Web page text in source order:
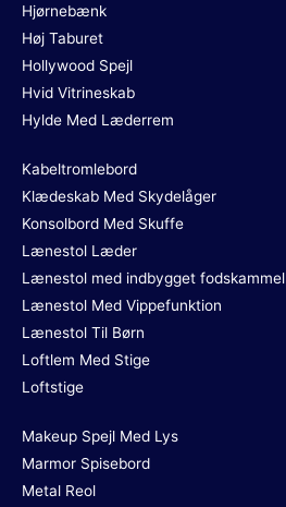
Hjørnebænk
Høj Taburet
Hollywood Spejl
Hvid Vitrineskab
Hylde Med Læderrem
Kabeltromlebord
Klædeskab Med Skydelåger
Konsolbord Med Skuffe
Lænestol Læder
Lænestol med indbygget fodskammel
Lænestol Med Vippefunktion
Lænestol Til Børn
Loftlem Med Stige
Loftstige
Makeup Spejl Med Lys
Marmor Spisebord
Metal Reol